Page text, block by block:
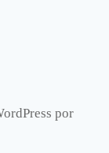
por